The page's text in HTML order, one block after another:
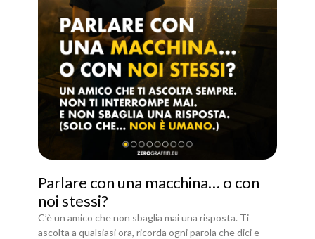
Parlare con una macchina… o con
noi stessi?
C’è un amico che non sbaglia mai una risposta. Ti
ascolta a qualsiasi ora, ricorda ogni parola che dici e